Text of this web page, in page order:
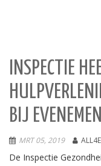
INSPECTIE
BIJ
MRT 05, 2019
De Inspectie